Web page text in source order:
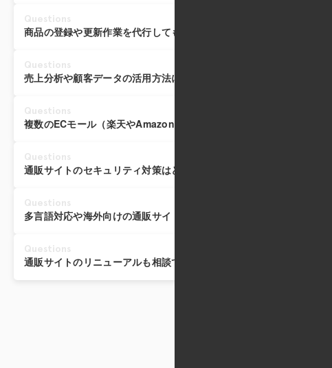
Questions
商品の登録や更新作業を代行してもらえますか？
Questions
売上分析や顧客データの活用方法についてアドバイスをもらえますか？
Questions
複数のECモール（楽天やAmazonなど）との連携もできますか？
Questions
通販サイトのセキュリティ対策はどのように行っていますか？
Questions
多言語対応や海外向けの通販サイト構築は可能ですか？
Questions
通販サイトのリニューアルも相談できますか？